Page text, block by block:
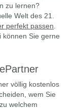
zu lernen?
Welt des 21.
perfekt passen
können Sie gerne
völlig kostenlos
wem Sie
welchem